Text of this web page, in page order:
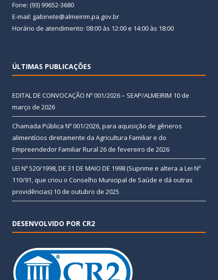
Fone: (93) 99652-3680
E-mail: gabinete@almeirim.pa.gov.br
Horário de atendimento: 08:00 às 12:00 e 14:00 às 18:00
ÚLTIMAS PUBLICAÇÕES
EDITAL DE CONVOCAÇÃO Nº 001/2026 – SEAP/ALMEIRIM 10 de
março de 2026
Chamada Pública Nº 001/2026, para aquisição de gêneros
alimentícios diretamente da Agricultura Familiar e do
Empreendedor Familiar Rural 26 de fevereiro de 2026
LEI Nº 520/1998, DE 31 DE MAIO DE 1998 (Suprime e altera a Lei Nº
110/91, que criou o Conselho Municipal de Saúde e dá outras
providências) 10 de outubro de 2025
DESENVOLVIDO POR CR2